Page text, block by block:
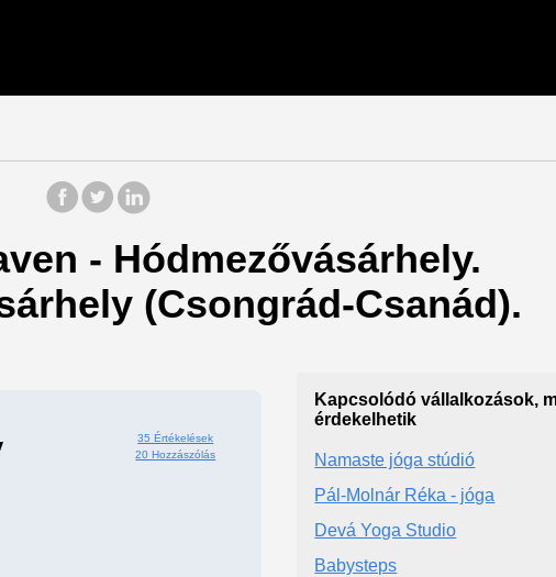
- Hódmezővásárhely.
(Csongrád-Csanád).
35 Értékelések
20 Hozzászólás
Kapcsolódó vállalkozások,
érdekelhetik
Namaste jóga stúdió
Pál-Molnár Réka - jóga
Devá Yoga Studio
Babysteps